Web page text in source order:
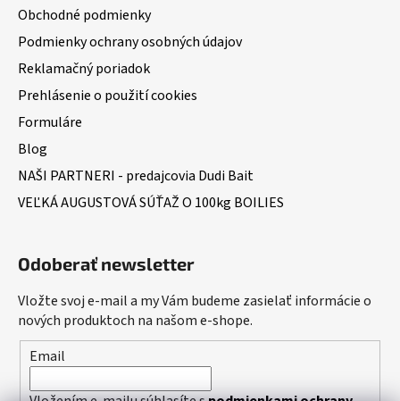
Obchodné podmienky
Podmienky ochrany osobných údajov
Reklamačný poriadok
Prehlásenie o použití cookies
Formuláre
Blog
NAŠI PARTNERI - predajcovia Dudi Bait
VEĽKÁ AUGUSTOVÁ SÚŤAŽ O 100kg BOILIES
Odoberať newsletter
Vložte svoj e-mail a my Vám budeme zasielať informácie o
nových produktoch na našom e-shope.
Email